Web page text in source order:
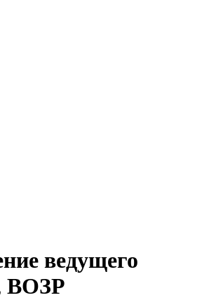
ведущего
ВОЗР